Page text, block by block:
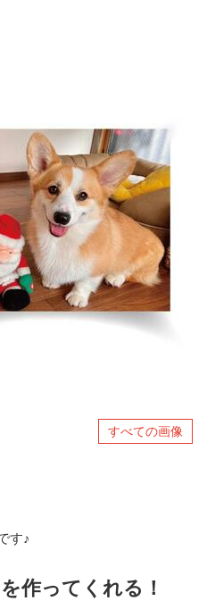
すべての画像
す♪
作ってくれる！